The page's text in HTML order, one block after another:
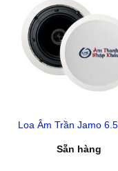
Loa Âm Trần Jamo
Sẵn hàng